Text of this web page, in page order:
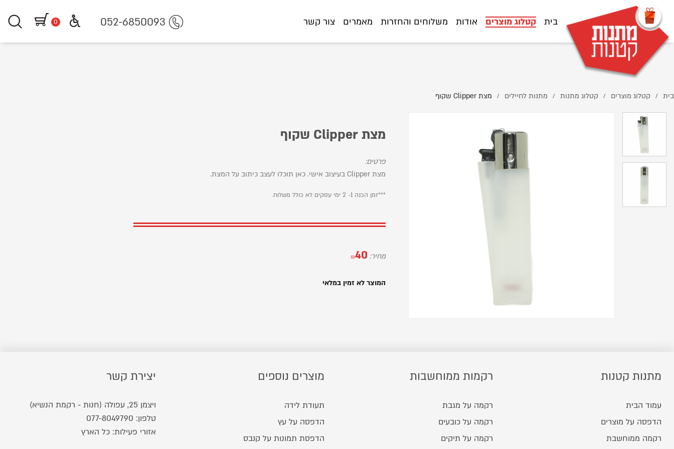
https://www.littlegifts.co.il/%D7%9E%D7%A6%D7%AA-Clipper-%D7%A9%D7%A7%D7%95%D7%A3/
בית קטלוג מוצרים אודות משלוחים והחזרות מאמרים צור קשר 0 052-6850093
בית / קטלוג מוצרים / קטלוג מתנות / מתנות לחיילים / מצת Clipper שקוף
מצת Clipper שקוף
פרטים:
מצת Clipper בעיצוב אישי. כאן תוכלו לעצב כיתוב על המצת.
***זמן הכנה 1- 2 ימי עסקים לא כולל משלוח.
מחיר: 40
₪
המוצר לא זמין במלאי
מתנות קטנות
עמוד הבית
הדפסה על מוצרים
רקמה ממוחשבת
רקמות ממוחשבות
רקמה על מגבת
רקמה על כובעים
רקמה על תיקים
מוצרים נוספים
תעודת לידה
הדפסה על עץ
הדפסת תמונות על קנבס
יצירת קשר
ויצמן 25, עפולה (חנות - רקמת הנשיא)
טלפון: 077-8049790
אזורי פעילות: כל הארץ